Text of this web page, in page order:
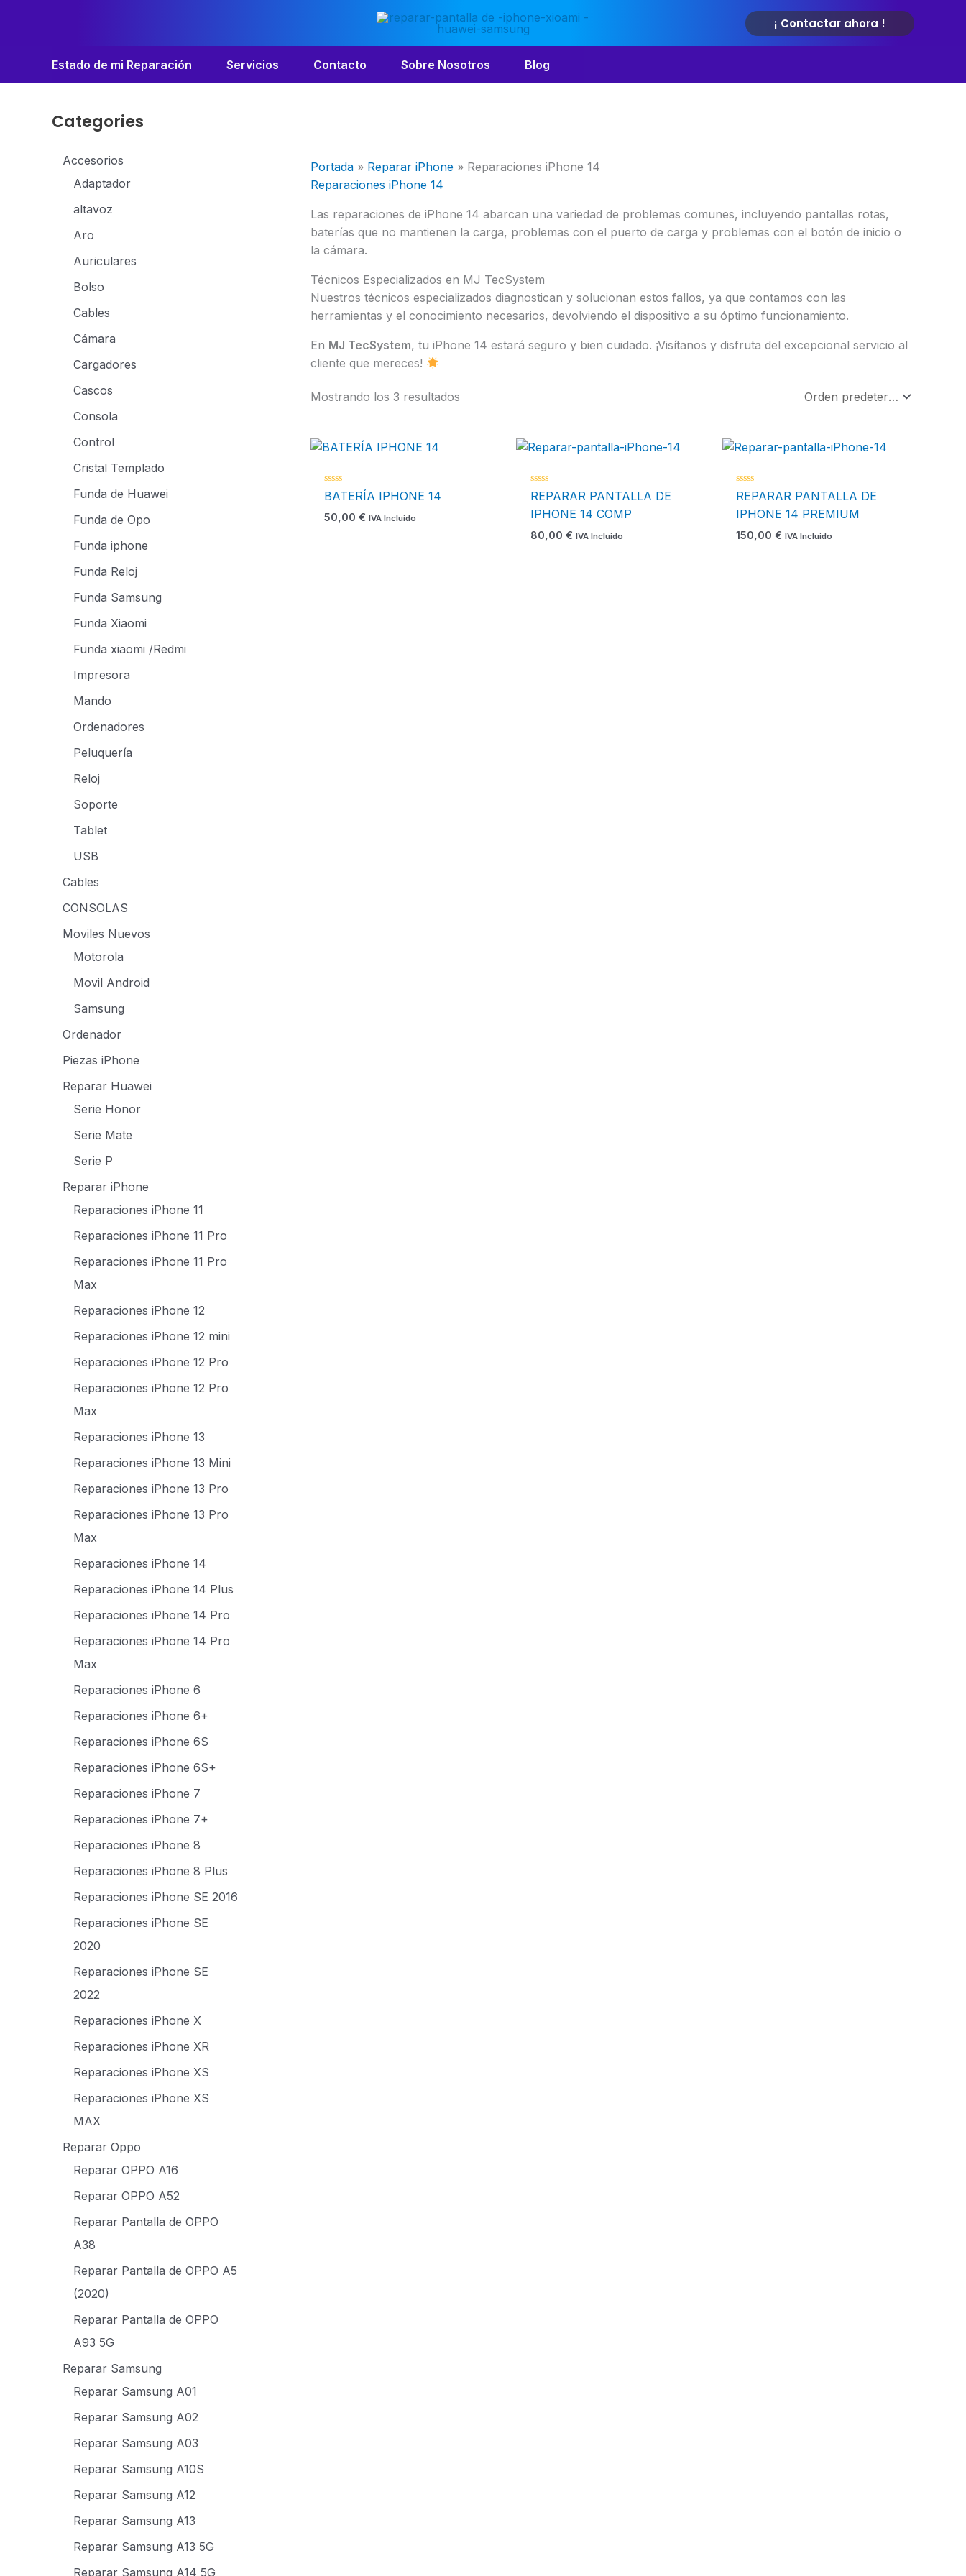
¡ Contactar ahora !
Estado de mi Reparación Servicios Contacto Sobre Nosotros Blog
Categories
Accesorios
Adaptador
altavoz
Aro
Auriculares
Bolso
Cables
Cámara
Cargadores
Cascos
Consola
Control
Cristal Templado
Funda de Huawei
Funda de Opo
Funda iphone
Funda Reloj
Funda Samsung
Funda Xiaomi
Funda xiaomi /Redmi
Impresora
Mando
Ordenadores
Peluquería
Reloj
Soporte
Tablet
USB
Cables
CONSOLAS
Moviles Nuevos
Motorola
Movil Android
Samsung
Ordenador
Piezas iPhone
Reparar Huawei
Serie Honor
Serie Mate
Serie P
Reparar iPhone
Reparaciones iPhone 11
Reparaciones iPhone 11 Pro
Reparaciones iPhone 11 Pro
Max
Reparaciones iPhone 12
Reparaciones iPhone 12 mini
Reparaciones iPhone 12 Pro
Reparaciones iPhone 12 Pro
Max
Reparaciones iPhone 13
Reparaciones iPhone 13 Mini
Reparaciones iPhone 13 Pro
Reparaciones iPhone 13 Pro
Max
Reparaciones iPhone 14
Reparaciones iPhone 14 Plus
Reparaciones iPhone 14 Pro
Reparaciones iPhone 14 Pro
Max
Reparaciones iPhone 6
Reparaciones iPhone 6+
Reparaciones iPhone 6S
Reparaciones iPhone 6S+
Reparaciones iPhone 7
Reparaciones iPhone 7+
Reparaciones iPhone 8
Reparaciones iPhone 8 Plus
Reparaciones iPhone SE 2016
Reparaciones iPhone SE
2020
Reparaciones iPhone SE
2022
Reparaciones iPhone X
Reparaciones iPhone XR
Reparaciones iPhone XS
Reparaciones iPhone XS
MAX
Reparar Oppo
Reparar OPPO A16
Reparar OPPO A52
Reparar Pantalla de OPPO
A38
Reparar Pantalla de OPPO A5
(2020)
Reparar Pantalla de OPPO
A93 5G
Reparar Samsung
Reparar Samsung A01
Reparar Samsung A02
Reparar Samsung A03
Reparar Samsung A10S
Reparar Samsung A12
Reparar Samsung A13
Reparar Samsung A13 5G
Reparar Samsung A14 5G
Portada » Reparar iPhone » Reparaciones iPhone 14
Reparaciones iPhone 14
Las reparaciones de iPhone 14 abarcan una variedad de problemas comunes, incluyendo pantallas rotas,
baterías que no mantienen la carga, problemas con el puerto de carga y problemas con el botón de inicio o
la cámara.
Técnicos Especializados en MJ TecSystem
Nuestros técnicos especializados diagnostican y solucionan estos fallos, ya que contamos con las
herramientas y el conocimiento necesarios, devolviendo el dispositivo a su óptimo funcionamiento.
En MJ TecSystem, tu iPhone 14 estará seguro y bien cuidado. ¡Visítanos y disfruta del excepcional servicio al
cliente que mereces!
Mostrando los 3 resultados
Valorado
con
0
de
BATERÍA IPHONE 14
50,00 € IVA Incluido
Valorado
con
0
de
5
REPARAR PANTALLA DE
IPHONE 14 COMP
80,00 € IVA Incluido
Valorado
con
0
de
5
REPARAR PANTALLA DE
IPHONE 14 PREMIUM
150,00 € IVA Incluido